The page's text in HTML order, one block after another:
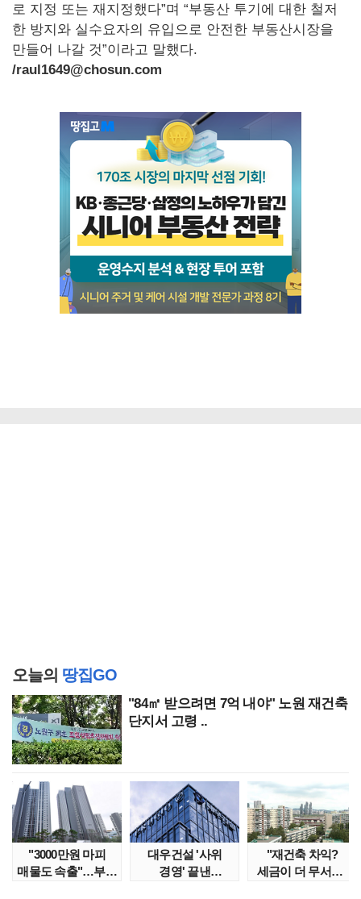
로 지정 또는 재지정했다”며 “부동산 투기에 대한 철저
한 방지와 실수요자의 유입으로 안전한 부동산시장을
만들어 나갈 것”이라고 말했다.
/raul1649@chosun.com
오늘의 땅집GO
"84㎡ 받으려면 7억 내야" 노원 재건축
단지서 고령 ..
"3000만원 마피
매물도 속출"…부산
대우건설 '사위
경영' 끝낸
"재건축 차익?
세금이 더 무서워"